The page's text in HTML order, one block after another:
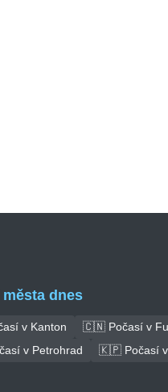
dnes
v Kanton 🇨🇳 Počasí v
v Petrohrad 🇰🇵 Počasí v